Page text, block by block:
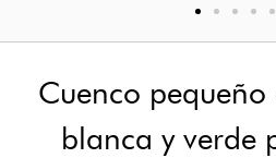
Cuenco
blanca y verde